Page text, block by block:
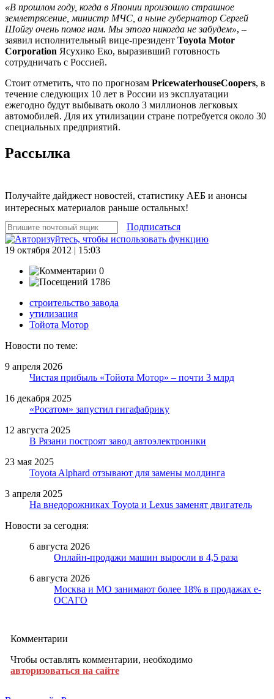
«В прошлом году, когда в Японии произошло страшное
землетрясение, министр МЧС, а ныне губернатор Сергей
Шойгу очень помог нам. Мы этого никогда не забудем», –
заявил исполнительный вице-президент Toyota Motor
Corporation Ясухико Еко, выразивший готовность
сотрудничать с Россией.
Стоит отметить, что по прогнозам PricewaterhouseCoopers, в
течение следующих 10 лет в России из эксплуатации
ежегодно будут выбывать около 3 миллионов легковых
автомобилей. Для их утилизации стране потребуется около 30
специальных предприятий.
Рассылка
Получайте дайджест новостей, статистику АЕБ и анонсы
интересных материалов раньше остальных!
Подписаться
19 октября 2012 | 15:03
0
1786
строительство завода
утилизация
Тойота Мотор
Новости по теме:
9 апреля 2026
Чистая прибыль «Тойота Мотор» – почти 3 млрд
16 декабря 2025
«Росатом» запустил гигафабрику
12 августа 2025
В Рязани построят завод автоэлектроники
23 мая 2025
Toyota Alphard отзывают для замены молдинга
3 апреля 2025
На внедорожниках Toyota и Lexus заменят двигатель
Новости за сегодня:
6 августа 2026
Онлайн-продажи машин выросли в 4,5 раза
6 августа 2026
Москва и МО занимают более 18% в продажах е-
ОСАГО
Комментарии
Чтобы оставлять комментарии, необходимо
авторизоваться на сайте